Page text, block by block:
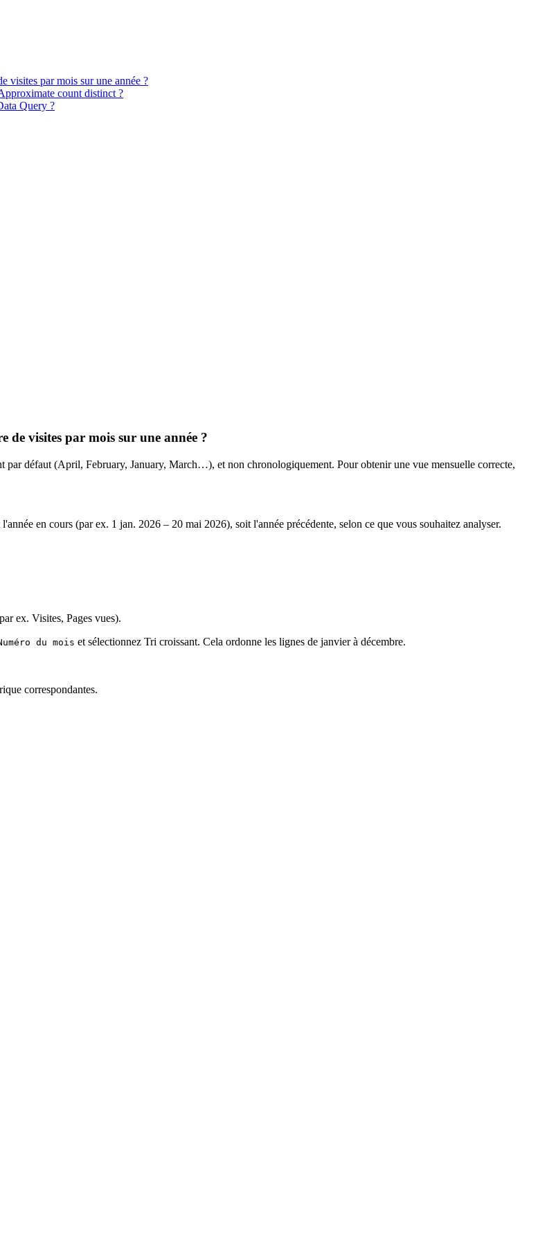
visites par mois sur une année ?
count distinct ?
Query ?
visites par mois sur une année ?
par défaut (April, February, January, March…), et non chronologiquement. Pour obtenir une vue mensuelle correcte,
en cours (par ex. 1 jan. 2026 – 20 mai 2026), soit l'année précédente, selon ce que vous souhaitez analyser.
ex. Visites, Pages vues).
du mois et sélectionnez Tri croissant. Cela ordonne les lignes de janvier à décembre.
correspondantes.